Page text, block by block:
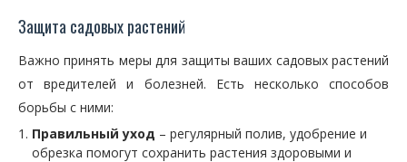
Защита садовых растений
Важно принять меры для защиты ваших садовых растений
от вредителей и болезней. Есть несколько способов
борьбы с ними:
Правильный уход – регулярный полив, удобрение и
обрезка помогут сохранить растения здоровыми и